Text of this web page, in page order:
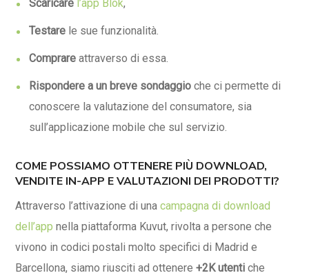
Scaricare l’app Blok,
Testare le sue funzionalità.
Comprare attraverso di essa.
Rispondere a un breve sondaggio che ci permette di
conoscere la valutazione del consumatore, sia
sull’applicazione mobile che sul servizio.
COME POSSIAMO OTTENERE PIÙ DOWNLOAD,
VENDITE IN-APP E VALUTAZIONI DEI PRODOTTI?
Attraverso l’attivazione di unacampagna di download
dell’app nella piattaforma Kuvut, rivolta a persone che
vivono in codici postali molto specifici di Madrid e
Barcellona, siamo riusciti ad ottenere+2K utenti che